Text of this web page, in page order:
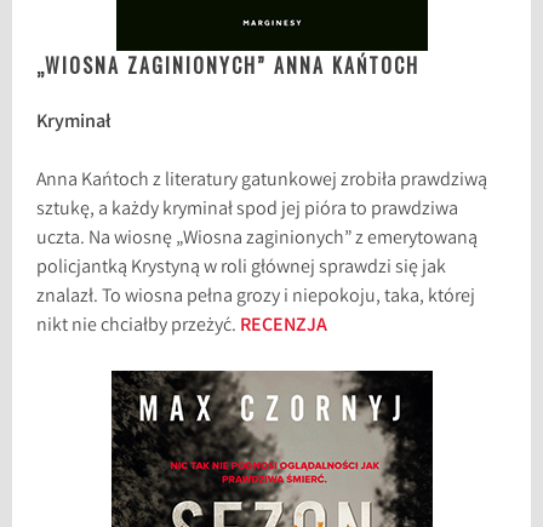
„WIOSNA ZAGINIONYCH” ANNA KAŃTOCH
Kryminał
Anna Kańtoch z literatury gatunkowej zrobiła prawdziwą
sztukę, a każdy kryminał spod jej pióra to prawdziwa
uczta. Na wiosnę „Wiosna zaginionych” z emerytowaną
policjantką Krystyną w roli głównej sprawdzi się jak
znalazł. To wiosna pełna grozy i niepokoju, taka, której
nikt nie chciałby przeżyć. RECENZJA